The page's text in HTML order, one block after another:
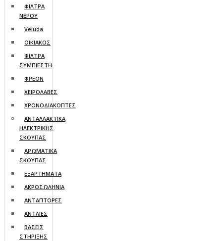
ΦΙΛΤΡΑ
ΝΕΡΟΥ
Veluda
ΟΙΚΙΑΚΟΣ
ΦΙΛΤΡΑ
ΣΥΜΠΙΕΣΤΗ
ΦΡΕΟΝ
ΧΕΙΡΟΛΑΒΕΣ
ΧΡΟΝΟΔΙΑΚΟΠΤΕΣ
ΑΝΤΑΛΛΑΚΤΙΚΑ
ΗΛΕΚΤΡΙΚΗΣ
ΣΚΟΥΠΑΣ
ΑΡΩΜΑΤΙΚΑ
ΣΚΟΥΠΑΣ
ΕΞΑΡΤΗΜΑΤΑ
ΑΚΡΟΣΩΛΗΝΙΑ
ΑΝΤΑΠΤΟΡΕΣ
ΑΝΤΛΙΕΣ
ΒΑΣΕΙΣ
ΣΤΗΡΙΞΗΣ